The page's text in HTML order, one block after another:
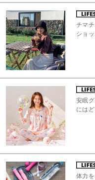
チマ
ショ
安眠
には
体力